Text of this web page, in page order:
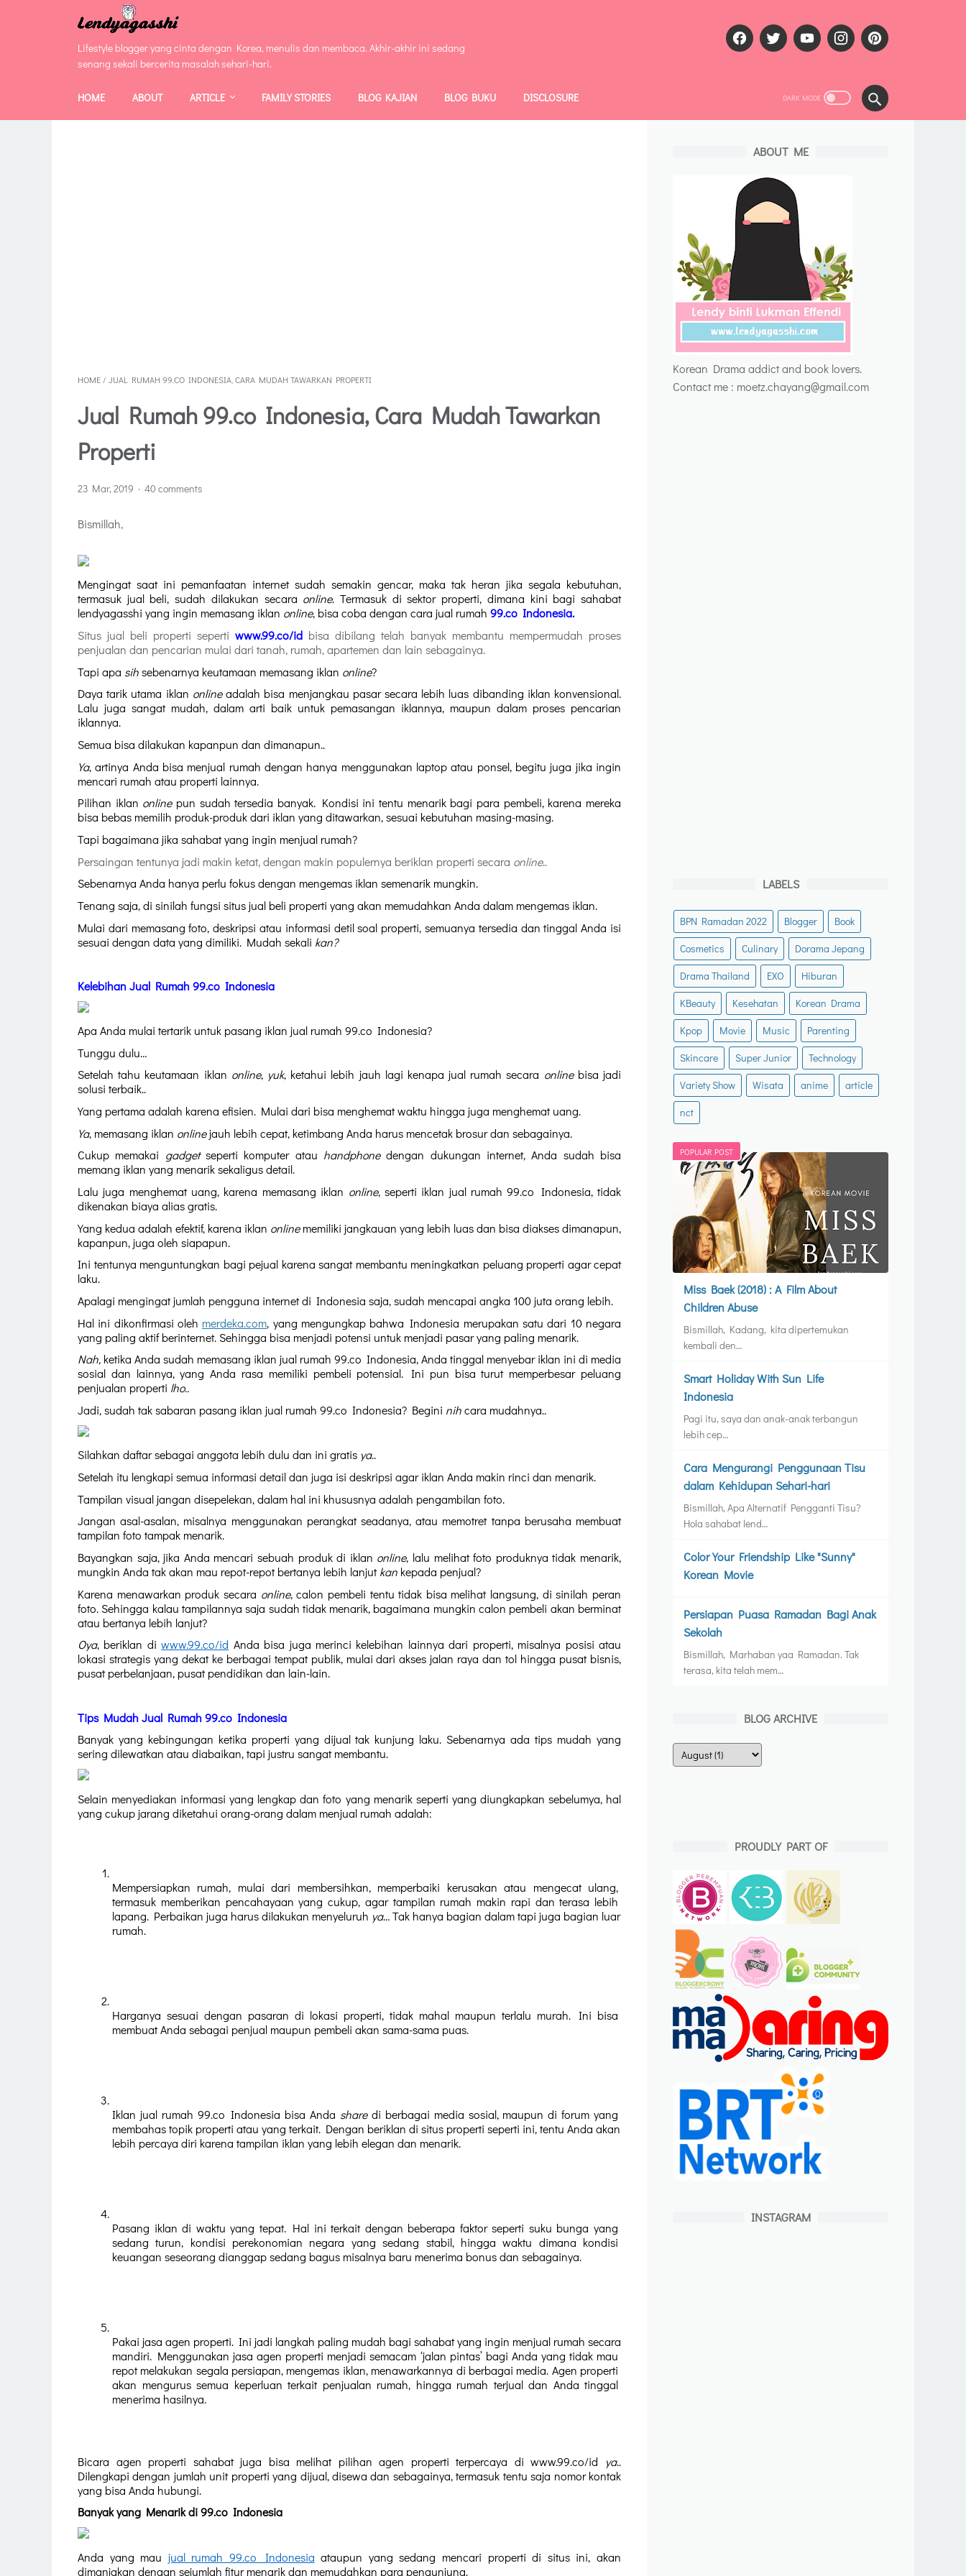
Lifestyle blogger yang cinta dengan Korea, menulis dan membaca. Akhir-akhir ini sedang
senang sekali bercerita masalah sehari-hari.
HOME ABOUT ARTICLE FAMILY STORIES BLOG KAJIAN BLOG BUKU DISCLOSURE
HOME / JUAL RUMAH 99.CO INDONESIA, CARA MUDAH TAWARKAN PROPERTI
Jual Rumah 99.co Indonesia, Cara Mudah Tawarkan
Properti
23 Mar, 2019 40 comments
Bismillah,
Mengingat saat ini pemanfaatan internet sudah semakin gencar, maka tak heran jika segala kebutuhan,
termasuk jual beli, sudah dilakukan secara online. Termasuk di sektor properti, dimana kini bagi sahabat
lendyagasshi yang ingin memasang iklan online, bisa coba dengan cara jual rumah 99.co Indonesia.
Situs jual beli properti seperti www.99.co/id bisa dibilang telah banyak membantu mempermudah proses
penjualan dan pencarian mulai dari tanah, rumah, apartemen dan lain sebagainya.
Tapi apa sih sebenarnya keutamaan memasang iklan online?
Daya tarik utama iklan online adalah bisa menjangkau pasar secara lebih luas dibanding iklan konvensional.
Lalu juga sangat mudah, dalam arti baik untuk pemasangan iklannya, maupun dalam proses pencarian
iklannya.
Semua bisa dilakukan kapanpun dan dimanapun..
Ya, artinya Anda bisa menjual rumah dengan hanya menggunakan laptop atau ponsel, begitu juga jika ingin
mencari rumah atau properti lainnya.
Pilihan iklan online pun sudah tersedia banyak. Kondisi ini tentu menarik bagi para pembeli, karena mereka
bisa bebas memilih produk-produk dari iklan yang ditawarkan, sesuai kebutuhan masing-masing.
Tapi bagaimana jika sahabat yang ingin menjual rumah?
Persaingan tentunya jadi makin ketat, dengan makin populernya beriklan properti secara online..
Sebenarnya Anda hanya perlu fokus dengan mengemas iklan semenarik mungkin.
Tenang saja, di sinilah fungsi situs jual beli properti yang akan memudahkan Anda dalam mengemas iklan.
Mulai dari memasang foto, deskripsi atau informasi detil soal properti, semuanya tersedia dan tinggal Anda isi
sesuai dengan data yang dimiliki. Mudah sekali kan?
Kelebihan Jual Rumah 99.co Indonesia
Apa Anda mulai tertarik untuk pasang iklan jual rumah 99.co Indonesia?
Tunggu dulu…
Setelah tahu keutamaan iklan online, yuk, ketahui lebih jauh lagi kenapa jual rumah secara online bisa jadi
solusi terbaik..
Yang pertama adalah karena efisien. Mulai dari bisa menghemat waktu hingga juga menghemat uang.
Ya, memasang iklan online jauh lebih cepat, ketimbang Anda harus mencetak brosur dan sebagainya.
Cukup memakai gadget seperti komputer atau handphone dengan dukungan internet, Anda sudah bisa
memang iklan yang menarik sekaligus detail.
Lalu juga menghemat uang, karena memasang iklan online, seperti iklan jual rumah 99.co Indonesia, tidak
dikenakan biaya alias gratis.
Yang kedua adalah efektif, karena iklan online memiliki jangkauan yang lebih luas dan bisa diakses dimanapun,
kapanpun, juga oleh siapapun.
Ini tentunya menguntungkan bagi pejual karena sangat membantu meningkatkan peluang properti agar cepat
laku.
Apalagi mengingat jumlah pengguna internet di Indonesia saja, sudah mencapai angka 100 juta orang lebih.
Hal ini dikonfirmasi oleh merdeka.com, yang mengungkap bahwa Indonesia merupakan satu dari 10 negara
yang paling aktif berinternet. Sehingga bisa menjadi potensi untuk menjadi pasar yang paling menarik.
Nah, ketika Anda sudah memasang iklan jual rumah 99.co Indonesia, Anda tinggal menyebar iklan ini di media
sosial dan lainnya, yang Anda rasa memiliki pembeli potensial. Ini pun bisa turut memperbesar peluang
penjualan properti lho..
Jadi, sudah tak sabaran pasang iklan jual rumah 99.co Indonesia? Begini nih cara mudahnya..
Silahkan daftar sebagai anggota lebih dulu dan ini gratis ya..
Setelah itu lengkapi semua informasi detail dan juga isi deskripsi agar iklan Anda makin rinci dan menarik.
Tampilan visual jangan disepelekan, dalam hal ini khususnya adalah pengambilan foto.
Jangan asal-asalan, misalnya menggunakan perangkat seadanya, atau memotret tanpa berusaha membuat
tampilan foto tampak menarik.
Bayangkan saja, jika Anda mencari sebuah produk di iklan online, lalu melihat foto produknya tidak menarik,
mungkin Anda tak akan mau repot-repot bertanya lebih lanjut kan kepada penjual?
Karena menawarkan produk secara online, calon pembeli tentu tidak bisa melihat langsung, di sinilah peran
foto. Sehingga kalau tampilannya saja sudah tidak menarik, bagaimana mungkin calon pembeli akan berminat
atau bertanya lebih lanjut?
Oya, beriklan di www.99.co/id Anda bisa juga merinci kelebihan lainnya dari properti, misalnya posisi atau
lokasi strategis yang dekat ke berbagai tempat publik, mulai dari akses jalan raya dan tol hingga pusat bisnis,
pusat perbelanjaan, pusat pendidikan dan lain-lain.
Tips Mudah Jual Rumah 99.co Indonesia
Banyak yang kebingungan ketika properti yang dijual tak kunjung laku. Sebenarnya ada tips mudah yang
sering dilewatkan atau diabaikan, tapi justru sangat membantu.
Selain menyediakan informasi yang lengkap dan foto yang menarik seperti yang diungkapkan sebelumya, hal
yang cukup jarang diketahui orang-orang dalam menjual rumah adalah:
Mempersiapkan rumah, mulai dari membersihkan, memperbaiki kerusakan atau mengecat ulang,
termasuk memberikan pencahayaan yang cukup, agar tampilan rumah makin rapi dan terasa lebih
lapang. Perbaikan juga harus dilakukan menyeluruh ya… Tak hanya bagian dalam tapi juga bagian luar
rumah.
Harganya sesuai dengan pasaran di lokasi properti, tidak mahal maupun terlalu murah. Ini bisa
membuat Anda sebagai penjual maupun pembeli akan sama-sama puas.
Iklan jual rumah 99.co Indonesia bisa Anda share di berbagai media sosial, maupun di forum yang
membahas topik properti atau yang terkait. Dengan beriklan di situs properti seperti ini, tentu Anda akan
lebih percaya diri karena tampilan iklan yang lebih elegan dan menarik.
Pasang iklan di waktu yang tepat. Hal ini terkait dengan beberapa faktor seperti suku bunga yang
sedang turun, kondisi perekonomian negara yang sedang stabil, hingga waktu dimana kondisi
keuangan seseorang dianggap sedang bagus misalnya baru menerima bonus dan sebagainya.
Pakai jasa agen properti. Ini jadi langkah paling mudah bagi sahabat yang ingin menjual rumah secara
mandiri. Menggunakan jasa agen properti menjadi semacam ‘jalan pintas’ bagi Anda yang tidak mau
repot melakukan segala persiapan, mengemas iklan, menawarkannya di berbagai media. Agen properti
akan mengurus semua keperluan terkait penjualan rumah, hingga rumah terjual dan Anda tinggal
menerima hasilnya.
Bicara agen properti sahabat juga bisa melihat pilihan agen properti terpercaya di www.99.co/id ya..
Dilengkapi dengan jumlah unit properti yang dijual, disewa dan sebagainya, termasuk tentu saja nomor kontak
yang bisa Anda hubungi.
Banyak yang Menarik di 99.co Indonesia
Anda yang mau jual rumah 99.co Indonesia ataupun yang sedang mencari properti di situs ini, akan
dimanjakan dengan sejumlah fitur menarik dan memudahkan para pengunjung.
ABOUT ME
Korean Drama addict and book lovers.
Contact me : moetz.chayang@gmail.com
LABELS
BPN Ramadan 2022 Blogger
Book
Cosmetics
Culinary
Dorama Jepang
Drama Thailand
EXO
Hiburan
KBeauty
Kesehatan
Korean Drama
Kpop
Movie Music
Parenting
Skincare
Super Junior
Technology
Variety Show
Wisata anime
article
nct
POPULAR POST
Miss Baek (2018) : A Film About
Children Abuse
Bismillah, Kadang, kita dipertemukan
kembali den…
Smart Holiday With Sun Life
Indonesia
Pagi itu, saya dan anak-anak terbangun
lebih cep…
Cara Mengurangi Penggunaan Tisu
dalam Kehidupan Sehari-hari
Bismillah, Apa Alternatif Pengganti Tisu?
Hola sahabat lend…
Color Your Friendship Like "Sunny"
Korean Movie
Persiapan Puasa Ramadan Bagi Anak
Sekolah
Bismillah, Marhaban yaa Ramadan. Tak
terasa, kita telah mem…
BLOG ARCHIVE
PROUDLY PART OF
INSTAGRAM